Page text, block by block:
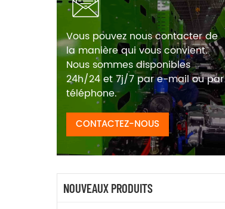
Vous pouvez nous contacter de
la manière qui vous convient.
Nous sommes disponibles
24h/24 et 7j/7 par e-mail ou par
téléphone.
CONTACTEZ-NOUS
NOUVEAUX PRODUITS